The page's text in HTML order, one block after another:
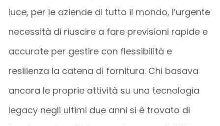
luce, per le aziende di tutto il mondo, l’urgente
necessità di riuscire a fare previsioni rapide e
accurate per gestire con flessibilità e
resilienza la catena di fornitura. Chi basava
ancora le proprie attività su una tecnologia
legacy negli ultimi due anni si è trovato di